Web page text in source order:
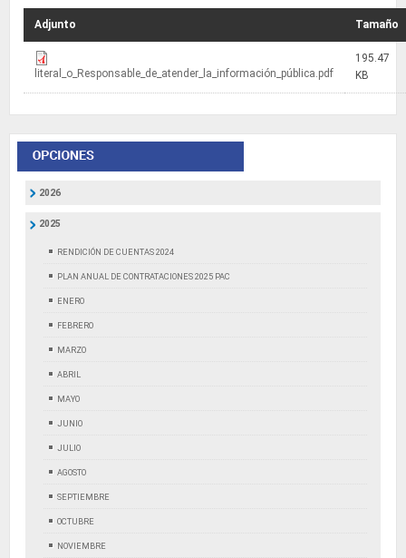
Adjunto Tamaño
literal_o_Responsable_de_atender_la_información_pública.pdf
195.47
KB
2026
2025
RENDICIÓN DE CUENTAS 2024
PLAN ANUAL DE CONTRATACIONES 2025 PAC
ENERO
FEBRERO
MARZO
ABRIL
MAYO
JUNIO
JULIO
AGOSTO
SEPTIEMBRE
OCTUBRE
NOVIEMBRE